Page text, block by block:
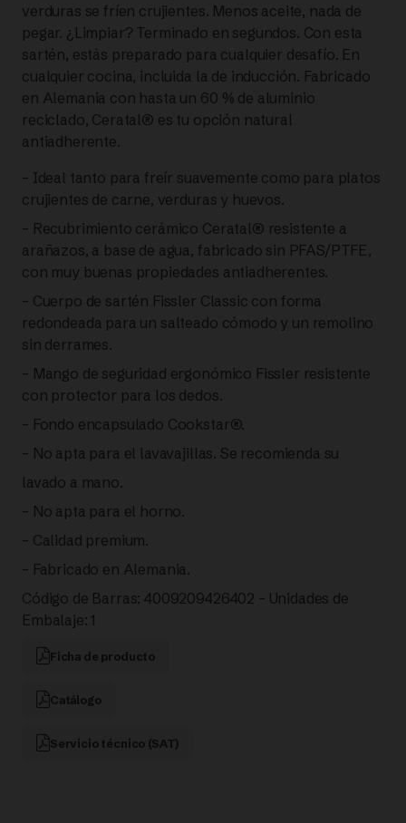
Evo
Black
SARTÉN
CERÁMICA
24
CM |
FISSLER
cantidad
verduras se fríen crujientes. Menos aceite, nada de
pegar. ¿Limpiar? Terminado en segundos. Con esta
sartén, estás preparado para cualquier desafío. En
cualquier cocina, incluida la de inducción. Fabricado
en Alemania con hasta un 60 % de aluminio
reciclado, Ceratal® es tu opción natural
antiadherente.
– Ideal tanto para freír suavemente como para platos
crujientes de carne, verduras y huevos.
– Recubrimiento cerámico Ceratal® resistente a
arañazos, a base de agua, fabricado sin PFAS/PTFE,
con muy buenas propiedades antiadherentes.
– Cuerpo de sartén Fissler Classic con forma
redondeada para un salteado cómodo y un remolino
sin derrames.
– Mango de seguridad ergonómico Fissler resistente
con protector para los dedos.
– Fondo encapsulado Cookstar®.
– No apta para el lavavajillas. Se recomienda su
lavado a mano.
– No apta para el horno.
– Calidad premium.
– Fabricado en Alemania.
Código de Barras: 4009209426402 – Unidades de
Embalaje: 1
Ficha de producto
Catálogo
Servicio técnico (SAT)